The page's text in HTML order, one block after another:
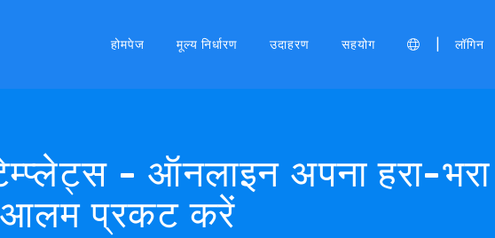
होमपेज मूल्य निर्धारण उदाहरण सहयोग लॉगिन
- ऑनलाइन अपना हरा-भरा
आलम प्रकट करें